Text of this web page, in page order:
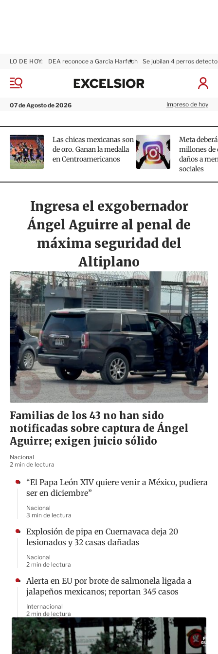
M
n
LO DE HOY: DEA reconoce a García Harfuch Se jubilan 4 perros
I
i
i
r
S
e
s
i
E
e
l
s
i
o
r
07 de Agosto de 2026 Impreso de hoy
Las chicas mexicanas son
de oro. Ganan la medalla
en Centroamericanos
Meta
millones de
daños a
sociales
Ingresa el exgobernador
Ángel Aguirre al penal de
máxima seguridad del
Altiplano
Familias de los 43 no han sido
notificadas sobre captura de Ángel
Aguirre; exigen juicio sólido
Nacional
2 min de lectura
“El Papa León XIV quiere venir a México, pudiera
ser en diciembre”
Nacional
3 min de lectura
Explosión de pipa en Cuernavaca deja 20
lesionados y 32 casas dañadas
Nacional
2 min de lectura
Alerta en EU por brote de salmonela ligada a
jalapeños mexicanos; reportan 345 casos
Internacional
2 min de lectura